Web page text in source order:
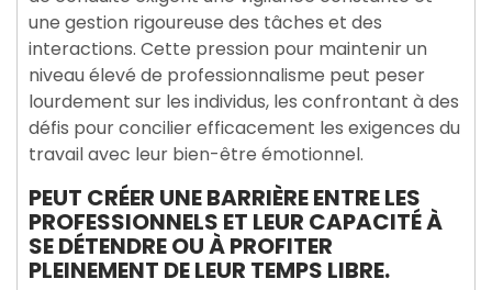
une gestion rigoureuse des tâches et des
interactions. Cette pression pour maintenir un
niveau élevé de professionnalisme peut peser
lourdement sur les individus, les confrontant à des
défis pour concilier efficacement les exigences du
travail avec leur bien-être émotionnel.
PEUT CRÉER UNE BARRIÈRE ENTRE LES
PROFESSIONNELS ET LEUR CAPACITÉ À
SE DÉTENDRE OU À PROFITER
PLEINEMENT DE LEUR TEMPS LIBRE.